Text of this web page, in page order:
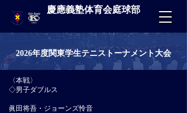
慶應義塾体育会庭球部
2026年度関東学生テニストーナメント大会
〈本戦〉
◇男子ダブルス
眞田将吾・ジョーンズ怜音